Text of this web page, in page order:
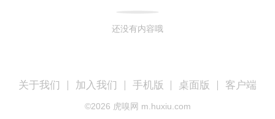
还没有内容哦
关于我们 加入我们 手机版 桌面版 客户端
©2026 虎嗅网 m.huxiu.com